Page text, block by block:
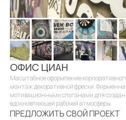
ОФИС ЦИАН
Масштабное оформление
монтаж декоративной фрески.
мотивационными слоганами для
вдохновляющей рабочей атмосферы.
ПРЕДЛОЖИТЬ СВОЙ ПРОЕКТ
Коллекции обоев и фресок
Реставрационные работы
Имитация материалов
Художественная роспись
ПОРТФОЛИО
ПАРТНЕРСТВО
КОМПАНИЯ